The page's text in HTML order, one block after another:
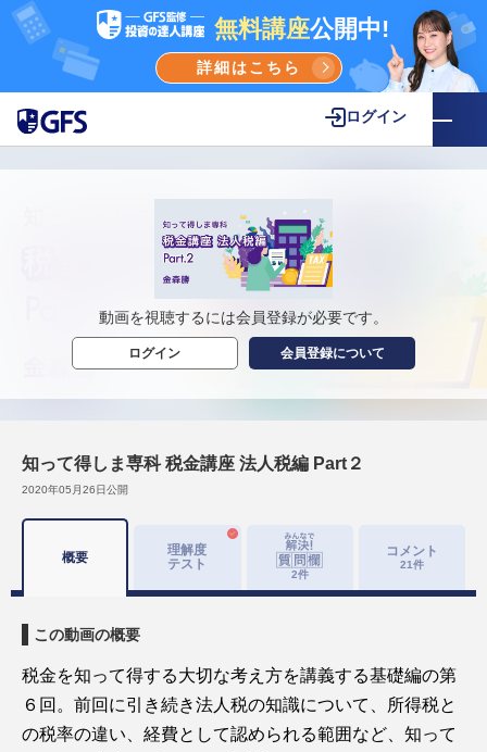
無料講座公開中!
詳細はこちら
ログイン
動画を視聴するには会員登録が必要です。
ログイン 会員登録について
知って得しま専科 税金講座 法人税編 Part２
2020年05月26日公開
概要
理解度
テスト
2件
コメント
21件
この動画の概要
税金を知って得する大切な考え方を講義する基礎編の第
６回。前回に引き続き法人税の知識について、所得税と
の税率の違い、経費として認められる範囲など、知って